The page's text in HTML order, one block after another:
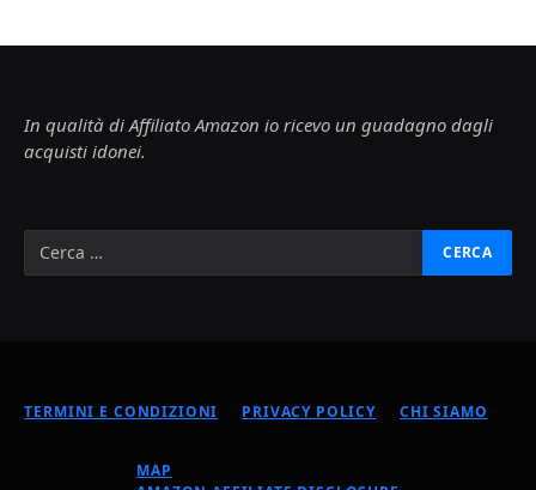
In qualità di Affiliato Amazon io ricevo un guadagno dagli
acquisti idonei.
TERMINI E CONDIZIONI PRIVACY POLICY CHI SIAMO
MAP